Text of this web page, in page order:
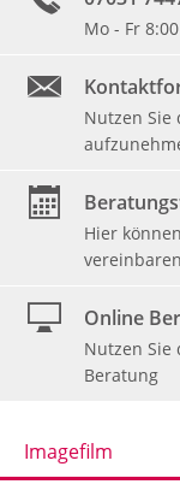
Mo - Fr
Nutzen Sie
Hier
vereinbaren
Online
Nutzen Sie
Beratung
Imagefilm